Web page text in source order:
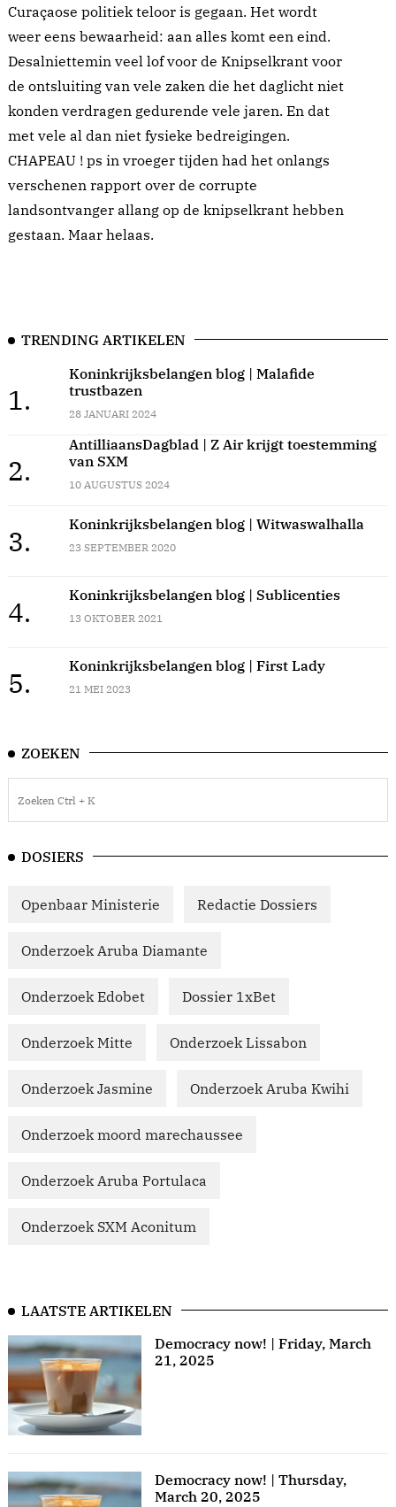
Curaçaose politiek teloor is gegaan. Het wordt
weer eens bewaarheid: aan alles komt een eind.
Desalniettemin veel lof voor de Knipselkrant voor
de ontsluiting van vele zaken die het daglicht niet
konden verdragen gedurende vele jaren. En dat
met vele al dan niet fysieke bedreigingen.
CHAPEAU ! ps in vroeger tijden had het onlangs
verschenen rapport over de corrupte
landsontvanger allang op de knipselkrant hebben
gestaan. Maar helaas.
TRENDING ARTIKELEN
1.
Koninkrijksbelangen blog | Malafide
trustbazen
28 JANUARI 2024
2.
AntilliaansDagblad | Z Air krijgt toestemming
van SXM
10 AUGUSTUS 2024
3.
Koninkrijksbelangen blog | Witwaswalhalla
23 SEPTEMBER 2020
4.
Koninkrijksbelangen blog | Sublicenties
13 OKTOBER 2021
5.
Koninkrijksbelangen blog | First Lady
21 MEI 2023
ZOEKEN
DOSIERS
Openbaar Ministerie Redactie Dossiers
Onderzoek Aruba Diamante
Onderzoek Edobet Dossier 1xBet
Onderzoek Mitte Onderzoek Lissabon
Onderzoek Jasmine Onderzoek Aruba Kwihi
Onderzoek moord marechaussee
Onderzoek Aruba Portulaca
Onderzoek SXM Aconitum
LAATSTE ARTIKELEN
Democracy now! | Friday, March
21, 2025
Democracy now! | Thursday,
March 20, 2025